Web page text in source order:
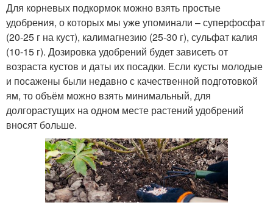
Для корневых подкормок можно взять простые
удобрения, о которых мы уже упоминали – суперфосфат
(20-25 г на куст), калимагнезию (25-30 г), сульфат калия
(10-15 г). Дозировка удобрений будет зависеть от
возраста кустов и даты их посадки. Если кусты молодые
и посажены были недавно с качественной подготовкой
ям, то объём можно взять минимальный, для
долгорастущих на одном месте растений удобрений
вносят больше.